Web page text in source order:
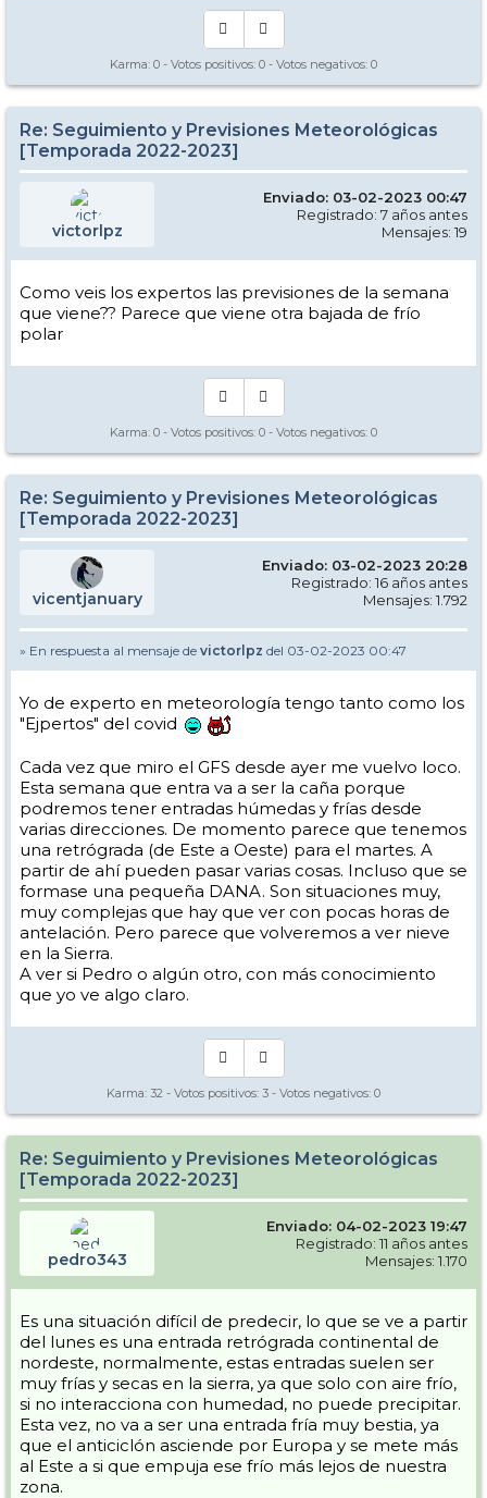
Karma: 0 - Votos positivos: 0 - Votos negativos: 0
Re: Seguimiento y Previsiones Meteorológicas
[Temporada 2022-2023]
victorlpz
Enviado: 03-02-2023 00:47
Registrado: 7 años antes
Mensajes: 19
Como veis los expertos las previsiones de la semana
que viene?? Parece que viene otra bajada de frío
polar
Karma: 0 - Votos positivos: 0 - Votos negativos: 0
Re: Seguimiento y Previsiones Meteorológicas
[Temporada 2022-2023]
vicentjanuary
Enviado: 03-02-2023 20:28
Registrado: 16 años antes
Mensajes: 1.792
» En respuesta al mensaje de victorlpz del 03-02-2023 00:47
Yo de experto en meteorología tengo tanto como los
"Ejpertos" del covid
Cada vez que miro el GFS desde ayer me vuelvo loco.
Esta semana que entra va a ser la caña porque
podremos tener entradas húmedas y frías desde
varias direcciones. De momento parece que tenemos
una retrógrada (de Este a Oeste) para el martes. A
partir de ahí pueden pasar varias cosas. Incluso que se
formase una pequeña DANA. Son situaciones muy,
muy complejas que hay que ver con pocas horas de
antelación. Pero parece que volveremos a ver nieve
en la Sierra.
A ver si Pedro o algún otro, con más conocimiento
que yo ve algo claro.
Karma: 32 - Votos positivos: 3 - Votos negativos: 0
Re: Seguimiento y Previsiones Meteorológicas
[Temporada 2022-2023]
pedro343
Enviado: 04-02-2023 19:47
Registrado: 11 años antes
Mensajes: 1.170
Es una situación difícil de predecir, lo que se ve a partir
del lunes es una entrada retrógrada continental de
nordeste, normalmente, estas entradas suelen ser
muy frías y secas en la sierra, ya que solo con aire frío,
si no interacciona con humedad, no puede precipitar.
Esta vez, no va a ser una entrada fría muy bestia, ya
que el anticiclón asciende por Europa y se mete más
al Este a si que empuja ese frío más lejos de nuestra
zona.